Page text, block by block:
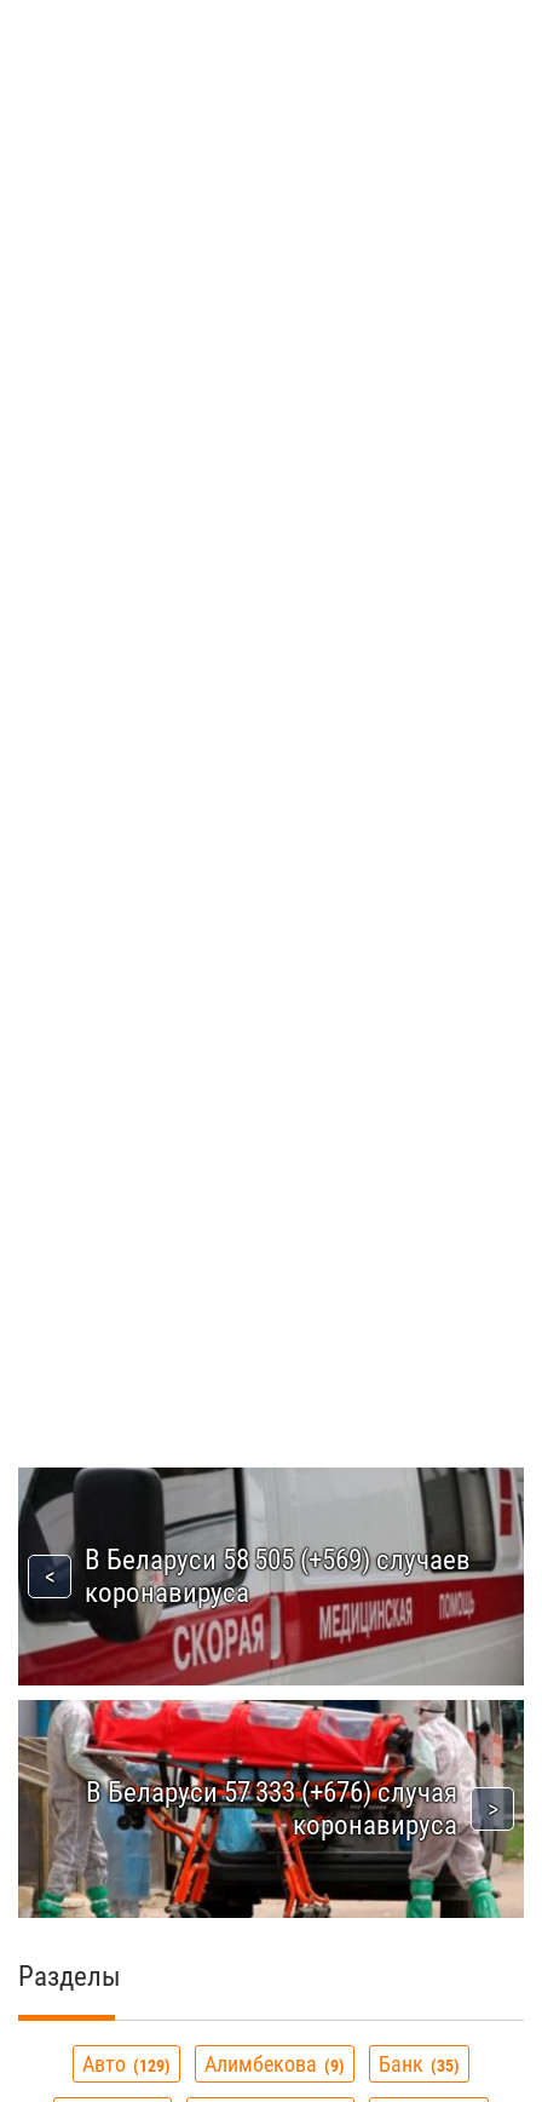
В Беларуси 58 505 (+569) случаев
коронавируса
В Беларуси 57 333 (+676) случая
коронавируса
Разделы
Авто 129 Алимбекова 9 Банк 35